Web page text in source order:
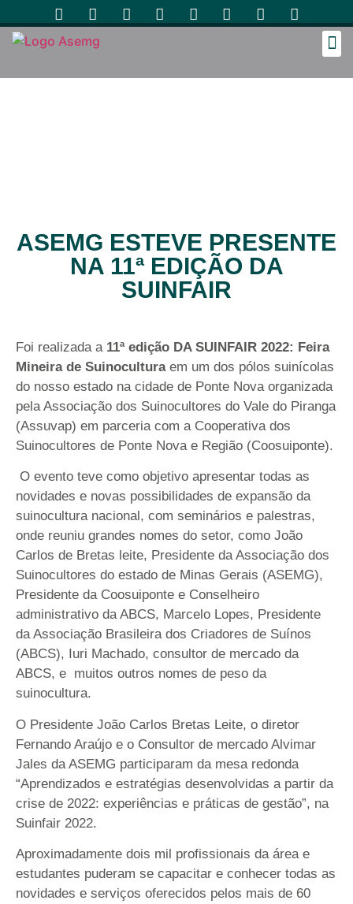
ASEMG ESTEVE PRESENTE
NA 11ª EDIÇÃO DA
SUINFAIR
Foi realizada a 11ª edição DA SUINFAIR 2022: Feira
Mineira de Suinoculturaem um dos pólos suinícolas
do nosso estado na cidade de Ponte Nova organizada
pela Associação dos Suinocultores do Vale do Piranga
(Assuvap) em parceria com a Cooperativa dos
Suinocultores de Ponte Nova e Região (Coosuiponte).
O evento teve como objetivo apresentar todas as
novidades e novas possibilidades de expansão da
suinocultura nacional, com seminários e palestras,
onde reuniu grandes nomes do setor, como João
Carlos de Bretas leite, Presidente da Associação dos
Suinocultores do estado de Minas Gerais (ASEMG),
Presidente da Coosuiponte e Conselheiro
administrativo da ABCS, Marcelo Lopes, Presidente
da Associação Brasileira dos Criadores de Suínos
(ABCS), Iuri Machado, consultor de mercado da
ABCS, e muitos outros nomes de peso da
suinocultura.
O Presidente João Carlos Bretas Leite, o diretor
Fernando Araújo e o Consultor de mercado Alvimar
Jales da ASEMG participaram da mesa redonda
“Aprendizados e estratégias desenvolvidas a partir da
crise de 2022: experiências e práticas de gestão”, na
Suinfair 2022.
Aproximadamente dois mil profissionais da área e
estudantes puderam se capacitar e conhecer todas as
novidades e serviços oferecidos pelos mais de 60